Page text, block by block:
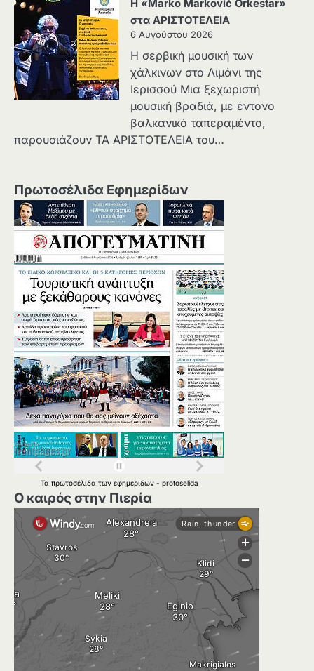
Η «Marko Marković Orkestar»
στα ΑΡΙΣΤΟΤΕΛΕΙΑ
6 Αυγούστου 2026
Η σερβική μουσική των
χάλκινων στο Λιμάνι της
Ιερισσού Μια ξεχωριστή
μουσική βραδιά, με έντονο
βαλκανικό ταπεραμέντο,
παρουσιάζουν ΤΑ ΑΡΙΣΤΟΤΕΛΕΙΑ του…
Πρωτοσέλιδα Εφημερίδων
Τα πρωτοσέλιδα των εφημερίδων - protoselida
Ο καιρός στην Πιερία